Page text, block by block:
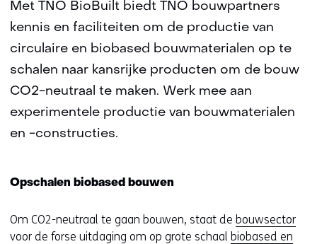
Met TNO BioBuilt biedt TNO bouwpartners
kennis en faciliteiten om de productie van
circulaire en biobased bouwmaterialen op te
schalen naar kansrijke producten om de bouw
CO2-neutraal te maken. Werk mee aan
experimentele productie van bouwmaterialen
en -constructies.
Opschalen biobased bouwen
Om CO2-neutraal te gaan bouwen, staat de bouwsector
voor de forse uitdaging om op grote schaal biobased en